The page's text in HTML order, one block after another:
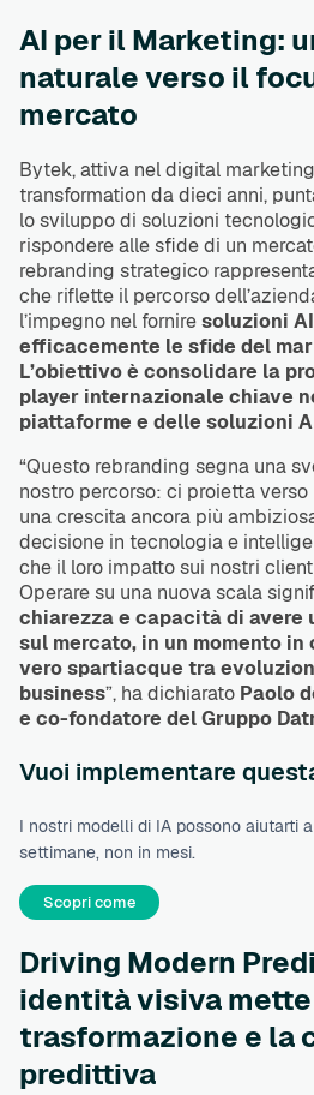
AI per il Marketing:
naturale verso il
mercato
Bytek, attiva nel digital
transformation da dieci anni,
lo sviluppo di soluzioni
rispondere alle sfide di un
rebranding strategico
che riflette il percorso
l’impegno nel forniresoluzioni
efficacemente le sfide del
L’obiettivo è consolidare la
player internazionale chiave
piattaforme e delle soluzioni
“Questo rebranding segna una
nostro percorso: ci proietta
una crescita ancora più
decisione in tecnologia e
che il loro impatto sui nostri
Operare su una nuova scala
chiarezza e capacità di
sul mercato, in un momento in
vero spartiacque tra
business”, ha dichiarato Paolo
e co-fondatore del Gruppo
Vuoi implementare
I nostri modelli di IA possono aiutarti
settimane, non in mesi.
Scopri come
Driving Modern
identità visiva
trasformazione e la
predittiva